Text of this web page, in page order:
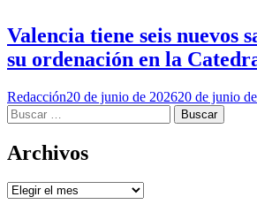
Valencia tiene seis nuevos
su ordenación en la
Redacción20 de junio de 202620 de junio
Buscar:
Archivos
Archivos